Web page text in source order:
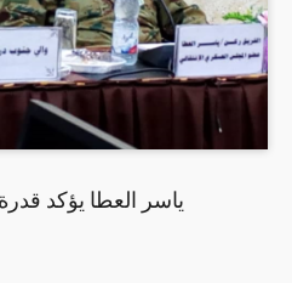
ياسر العطا يؤكد